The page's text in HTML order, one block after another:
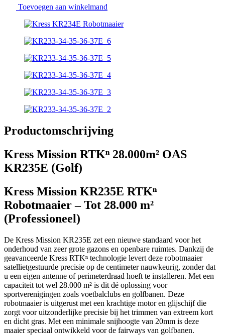
Toevoegen aan winkelmand
Productomschrijving
Kress Mission RTKⁿ 28.000m² OAS
KR235E (Golf)
Kress Mission KR235E RTKⁿ
Robotmaaier – Tot 28.000 m²
(Professioneel)
De Kress Mission KR235E zet een nieuwe standaard voor het
onderhoud van zeer grote gazons en openbare ruimtes. Dankzij de
geavanceerde Kress RTKⁿ technologie levert deze robotmaaier
satellietgestuurde precisie op de centimeter nauwkeurig, zonder dat
u een eigen antenne of perimeterdraad hoeft te installeren. Met een
capaciteit tot wel 28.000 m² is dit dé oplossing voor
sportverenigingen zoals voetbalclubs en golfbanen. Deze
robotmaaier is uitgerust met een krachtige motor en glijschijf die
zorgt voor uitzonderlijke precisie bij het trimmen van extreem kort
en dicht gras. Met een minimale snijhoogte van 20mm is deze
maaier speciaal ontwikkeld voor de fairways van golfbanen.